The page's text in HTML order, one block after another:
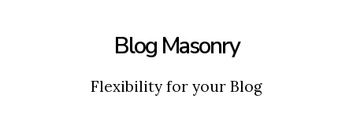
Blog Masonry
Flexibility for your Blog